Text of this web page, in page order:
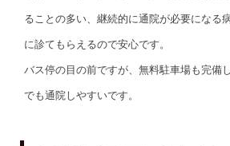
ることの多い、継続的に通院が必要になる
に診てもらえるので安心です。
バス停の目の前ですが、無料駐車場も完備
でも通院しやすいです。